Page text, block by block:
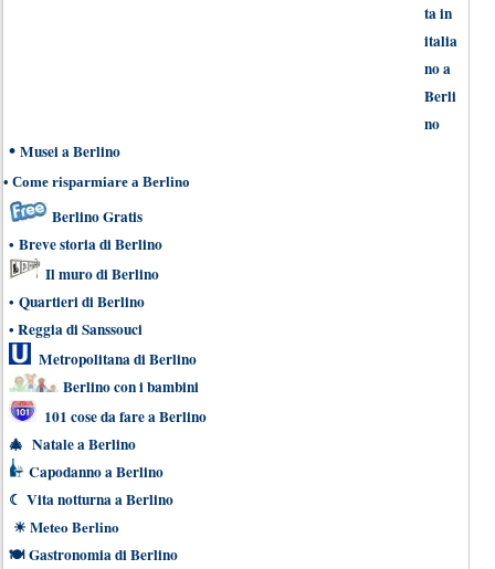
ta in
italia
no a
Berli
no
• Musei a Berlino
• Come risparmiare a Berlino
Berlino Gratis
• Breve storia di Berlino
Il muro di Berlino
• Quartieri di Berlino
• Reggia di Sanssouci
Metropolitana di Berlino
Berlino con i bambini
101 cose da fare a Berlino
🎄 Natale a Berlino
Capodanno a Berlino
☾ Vita notturna a Berlino
☀ Meteo Berlino
🍽 Gastronomia di Berlino